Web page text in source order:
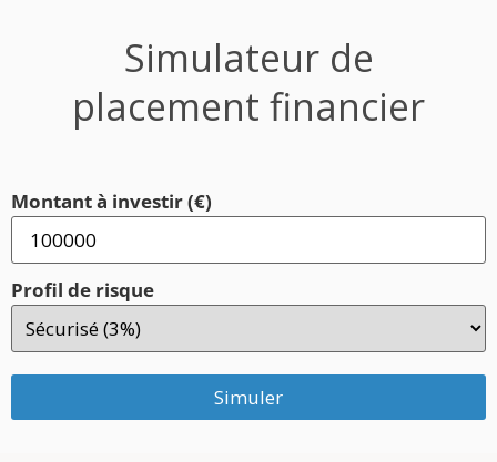
Simulateur de
placement financier
Montant à investir (€)
Profil de risque
Simuler